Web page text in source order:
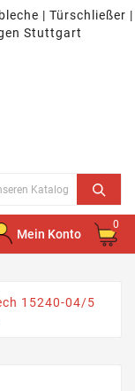
| Türschließer |
Stuttgart
Mein Konto
0
15240-04/5